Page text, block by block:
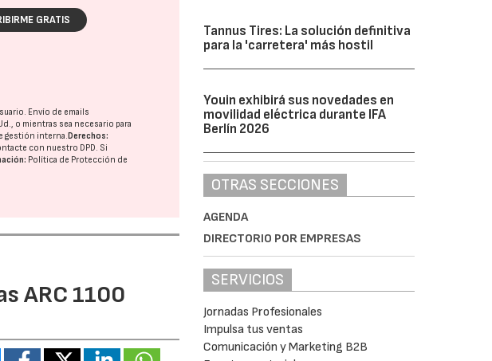
GRATIS
Envío de emails
o mientras sea necesario para
gestión interna. Derechos:
con nuestro DPD. Si
Política de Protección de
ARC 1100
Tannus Tires: La solución definitiva
para la 'carretera' más hostil
Youin exhibirá sus novedades en
movilidad eléctrica durante IFA
Berlín 2026
OTRAS SECCIONES
AGENDA
DIRECTORIO POR EMPRESAS
SERVICIOS
Jornadas Profesionales
Impulsa tus ventas
Comunicación y Marketing B2B